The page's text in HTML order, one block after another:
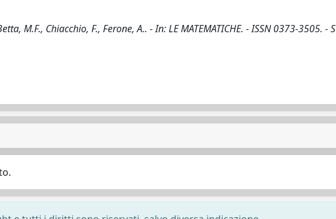
M.F., Chiacchio, F., Ferone, A.. - In: LE MATEMATICHE. - ISSN 0373-3505. -